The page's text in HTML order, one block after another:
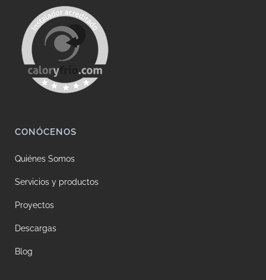
CONÓCENOS
Quiénes Somos
Servicios y productos
Proyectos
Descargas
Blog